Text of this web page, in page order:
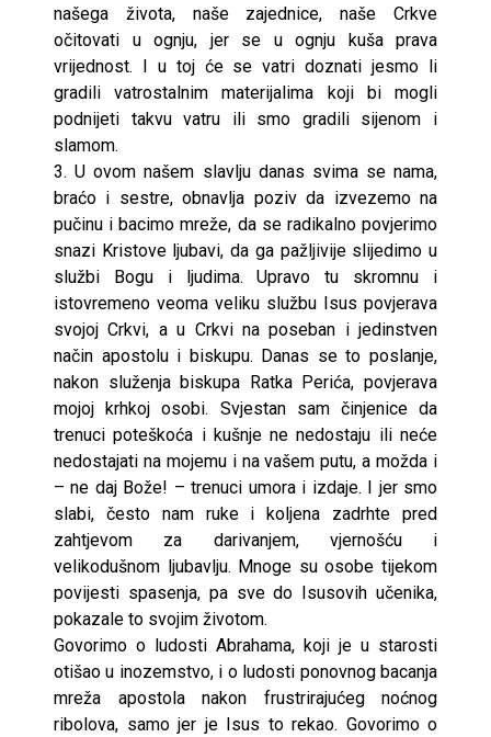
našega života, naše zajednice, naše Crkve
očitovati u ognju, jer se u ognju kuša prava
vrijednost. I u toj će se vatri doznati jesmo li
gradili vatrostalnim materijalima koji bi mogli
podnijeti takvu vatru ili smo gradili sijenom i
slamom.
3. U ovom našem slavlju danas svima se nama,
braćo i sestre, obnavlja poziv da izvezemo na
pučinu i bacimo mreže, da se radikalno povjerimo
snazi Kristove ljubavi, da ga pažljivije slijedimo u
službi Bogu i ljudima. Upravo tu skromnu i
istovremeno veoma veliku službu Isus povjerava
svojoj Crkvi, a u Crkvi na poseban i jedinstven
način apostolu i biskupu. Danas se to poslanje,
nakon služenja biskupa Ratka Perića, povjerava
mojoj krhkoj osobi. Svjestan sam činjenice da
trenuci poteškoća i kušnje ne nedostaju ili neće
nedostajati na mojemu i na vašem putu, a možda i
– ne daj Bože! – trenuci umora i izdaje. I jer smo
slabi, često nam ruke i koljena zadrhte pred
zahtjevom za darivanjem, vjernošću i
velikodušnom ljubavlju. Mnoge su osobe tijekom
povijesti spasenja, pa sve do Isusovih učenika,
pokazale to svojim životom.
Govorimo o ludosti Abrahama, koji je u starosti
otišao u inozemstvo, i o ludosti ponovnog bacanja
mreža apostola nakon frustrirajućeg noćnog
ribolova, samo jer je Isus to rekao. Govorimo o